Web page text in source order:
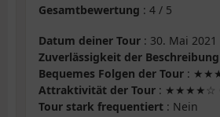
Gesamtbewertung : 4 / 5
Datum deiner Tour : 30. Mai 2021
Zuverlässigkeit der Beschreibung
Bequemes Folgen der Tour :
Attraktivität der Tour : ★★★★☆
Tour stark frequentiert : Nein